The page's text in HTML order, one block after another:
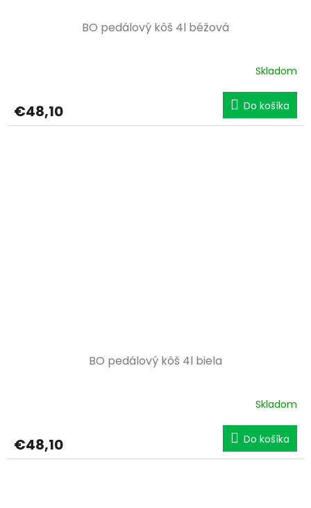
BO pedálový kôš 4l béžová
Skladom
€48,10 Do košíka
BO pedálový kôš 4l biela
Skladom
€48,10 Do košíka